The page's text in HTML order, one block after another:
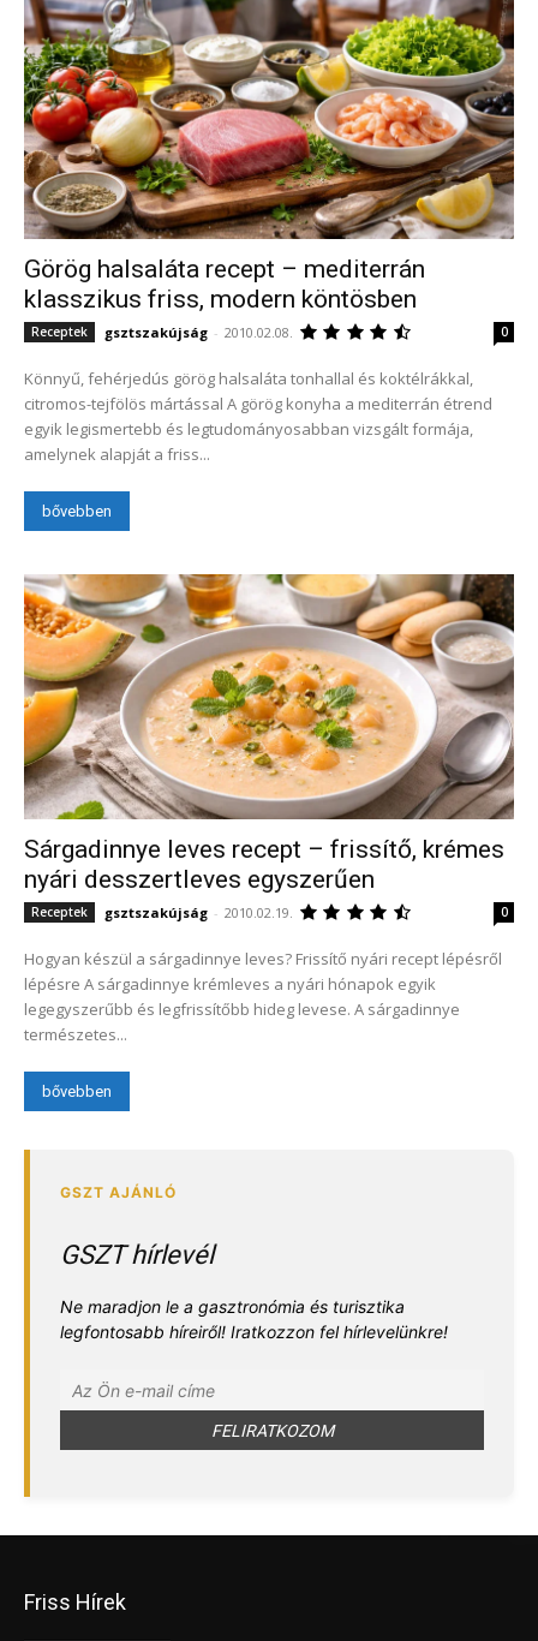
Görög halsaláta recept – mediterrán
klasszikus friss, modern köntösben
Receptek gsztszakújság - 2010.02.08. 0
Könnyű, fehérjedús görög halsaláta tonhallal és koktélrákkal,
citromos-tejfölös mártással A görög konyha a mediterrán étrend
egyik legismertebb és legtudományosabban vizsgált formája,
amelynek alapját a friss...
bővebben
Sárgadinnye leves recept – frissítő, krémes
nyári desszertleves egyszerűen
Receptek gsztszakújság - 2010.02.19. 0
Hogyan készül a sárgadinnye leves? Frissítő nyári recept lépésről
lépésre A sárgadinnye krémleves a nyári hónapok egyik
legegyszerűbb és legfrissítőbb hideg levese. A sárgadinnye
természetes...
bővebben
GSZT hírlevél
Ne maradjon le a gasztronómia és turisztika
legfontosabb híreiről! Iratkozzon fel hírlevelünkre!
Friss Hírek